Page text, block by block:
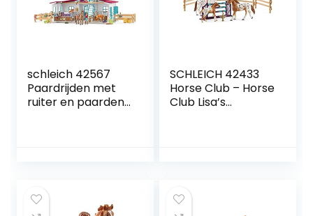
schleich 42567
Paardrijden met
ruiter en paarden,
SCHLEICH 42433
Horse Club – Horse
Club Lisa’s